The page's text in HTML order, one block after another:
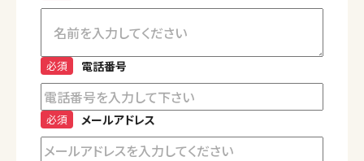
電話番号
必須
メールアドレス
必須